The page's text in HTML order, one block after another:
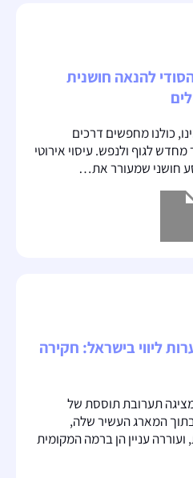
להנאה חושנית
כולנו מחפשים דרכים
לגוף ולנפש. עיסוי אירוטי
חושני שמעורר את…
ליווי בישראל: חקירה
תערובת תוססת של
המארג העשיר שלה,
ועוררה עניין הן ברמה המקומית